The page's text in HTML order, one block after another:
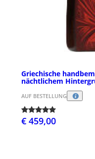
Griechische
nächtlichem
AUF BESTELLUNG
€ 459,00